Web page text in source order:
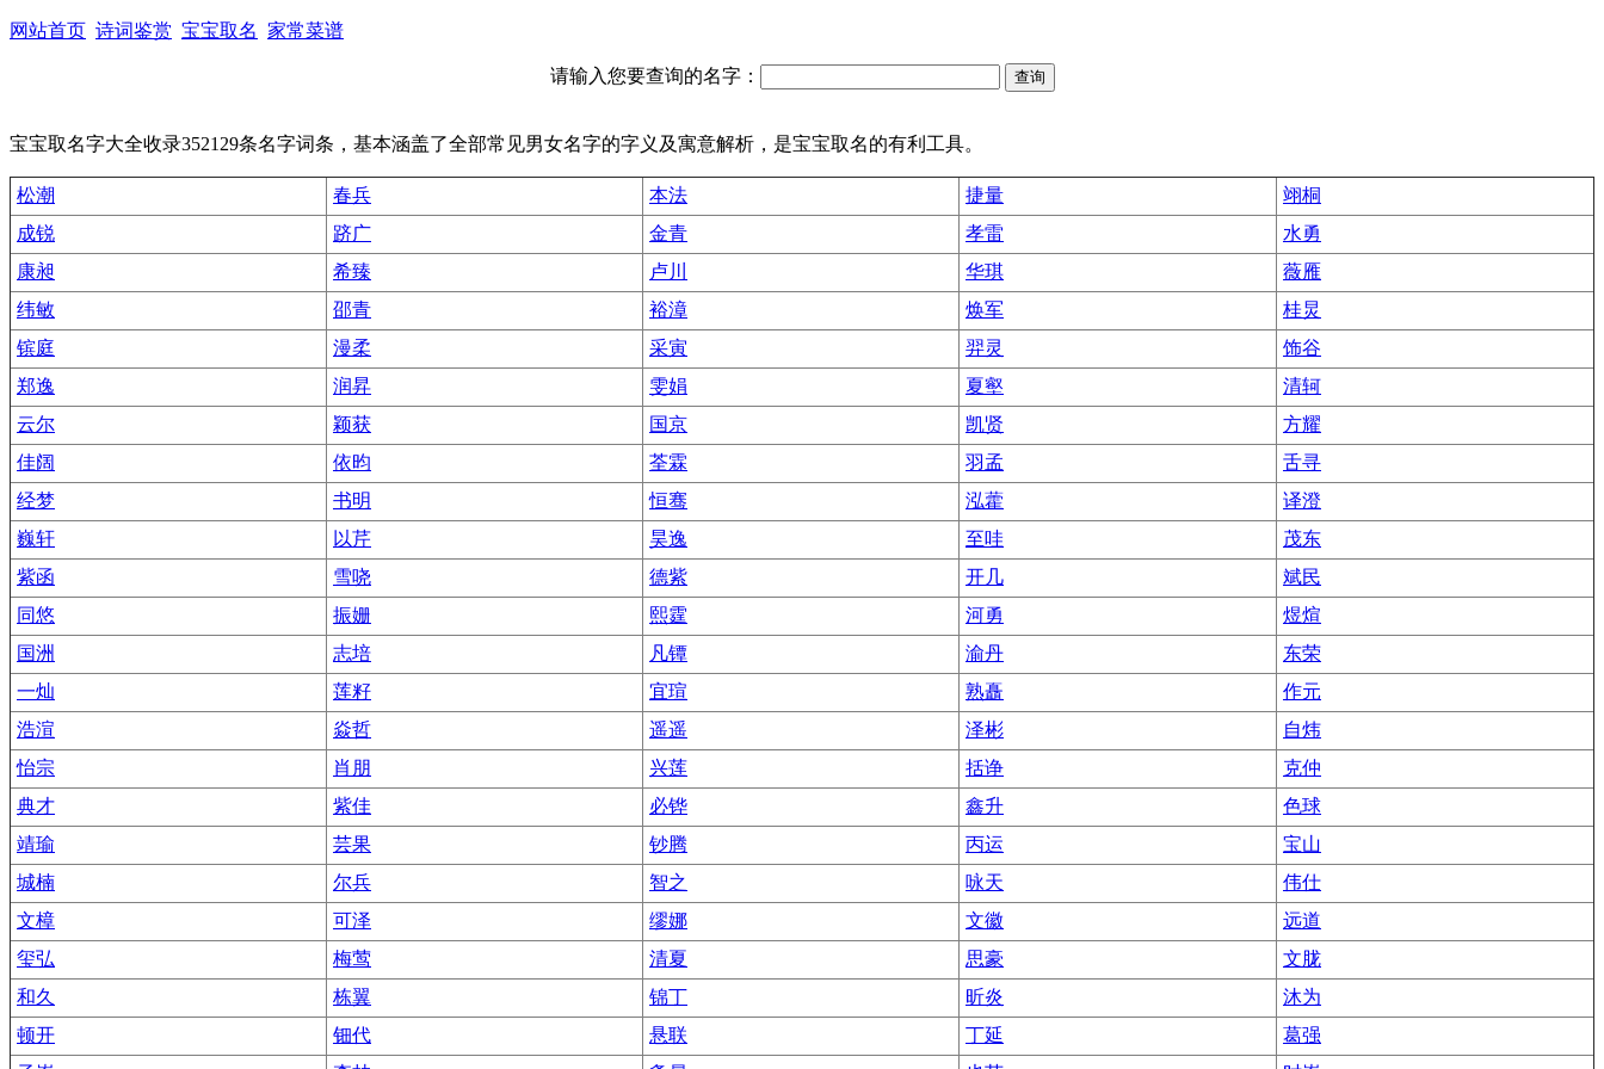
网站首页 诗词鉴赏 宝宝取名 家常菜谱
请输入您要查询的名字：
宝宝取名字大全收录352129条名字词条，基本涵盖了全部常见男女名字的字义及寓意解析，是宝宝取名的有利工具。
松潮 春兵 本法 捷量
翊桐
成锐
跻广 金青 孝雷
水勇
康昶
希臻 卢川 华琪
薇雁
纬敏
邵青 裕漳 焕军
桂炅
镔庭
漫柔 采寅 羿灵
饰谷
郑逸
润昇 雯娟 夏壑
清轲
云尔
颖获 国京 凯贤
方耀
佳阔
依昀 荃霖 羽孟
舌寻
经梦
书明 恒骞 泓藿
译澄
巍轩
以芹 昊逸 至哇
茂东
紫函
雪哓 德紫 开几
斌民
同悠
振姗 熙霆 河勇
煜煊
国洲
志培 凡镡 渝丹
东荣
一灿
莲籽 宜瑄 熟矗
作元
浩渲
焱哲 遥遥 泽彬
自炜
怡宗
肖朋 兴莲 括诤
克仲
典才
紫佳 必铧 鑫升
色球
靖瑜
芸果 钞腾 丙运
宝山
城楠
尔兵 智之 咏天
伟仕
文樟
可泽 缪娜 文徽
远道
玺弘
梅莺 清夏 思豪
文胧
和久
栋翼 锦丁 昕炎
沐为
顿开
钿代 悬联 丁延
葛强